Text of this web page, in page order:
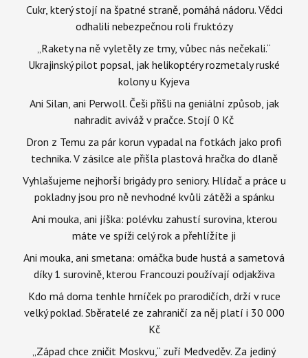
Cukr, který stojí na špatné straně, pomáhá nádoru. Vědci
odhalili nebezpečnou roli fruktózy
„Rakety na ně vyletěly ze tmy, vůbec nás nečekali.“
Ukrajinský pilot popsal, jak helikoptéry rozmetaly ruské
kolony u Kyjeva
Ani Silan, ani Perwoll. Češi přišli na geniální způsob, jak
nahradit aviváž v pračce. Stojí 0 Kč
Dron z Temu za pár korun vypadal na fotkách jako profi
technika. V zásilce ale přišla plastová hračka do dlaně
Vyhlašujeme nejhorší brigády pro seniory. Hlídač a práce u
pokladny jsou pro ně nevhodné kvůli zátěži a spánku
Ani mouka, ani jíška: polévku zahustí surovina, kterou
máte ve spíži celý rok a přehlížíte ji
Ani mouka, ani smetana: omáčka bude hustá a sametová
díky 1 surovině, kterou Francouzi používají odjakživa
Kdo má doma tenhle hrníček po prarodičích, drží v ruce
velký poklad. Sběratelé ze zahraničí za něj platí i 30 000
Kč
„Západ chce zničit Moskvu,“ zuří Medveděv. Za jediný